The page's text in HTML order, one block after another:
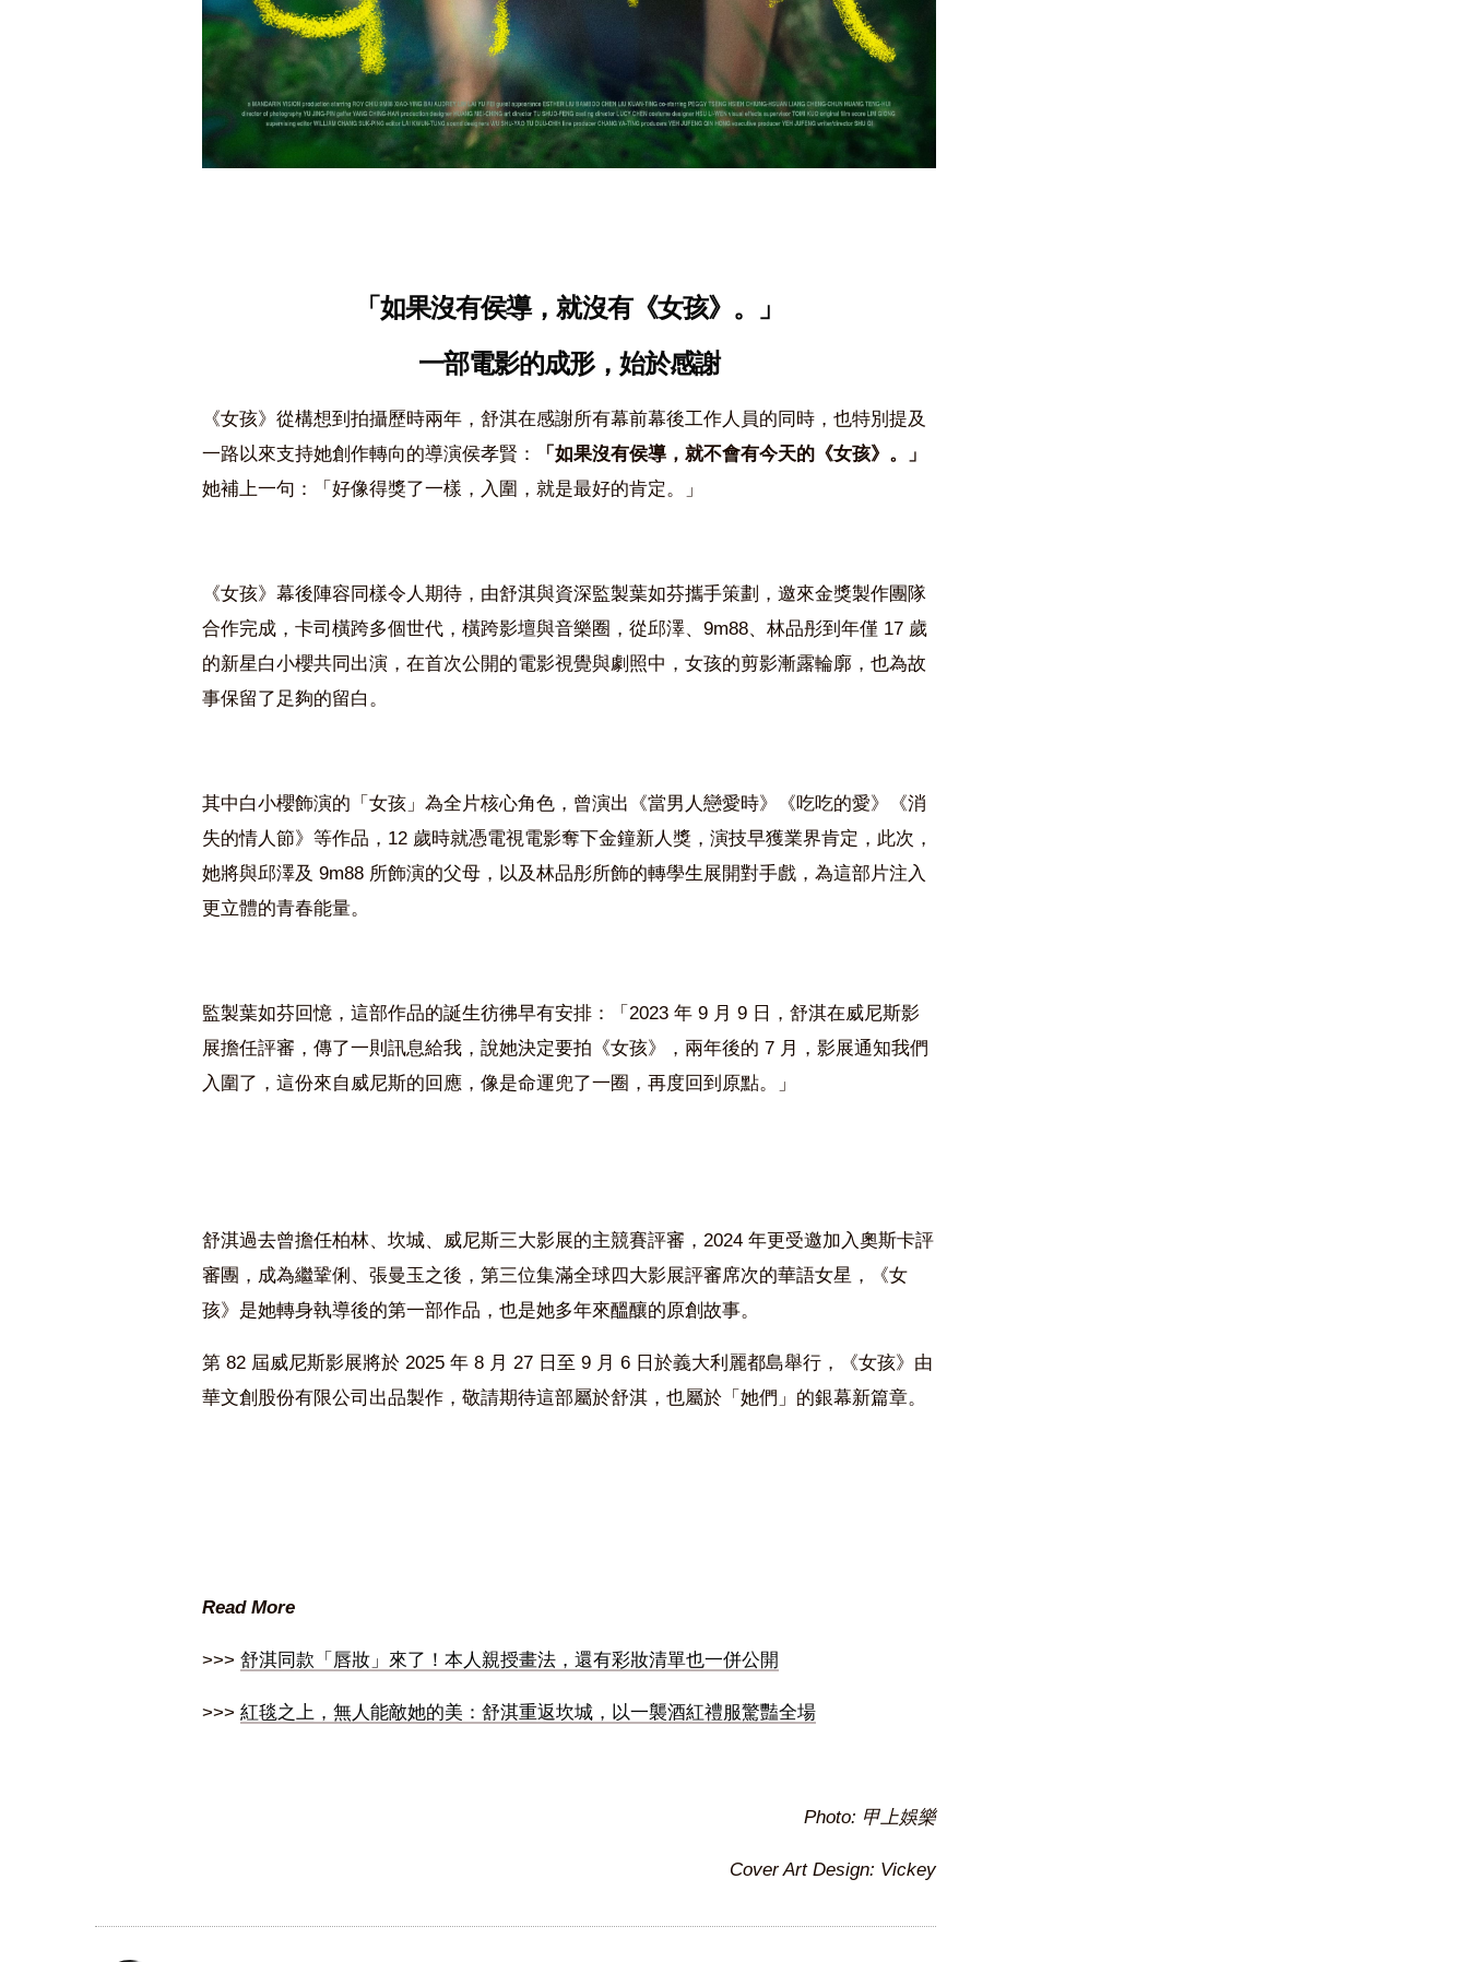
「如果沒有侯導，就沒有《女孩》。」
一部電影的成形，始於感謝
《女孩》從構想到拍攝歷時兩年，舒淇在感謝所有幕前幕後工作人員的同時，也特別提及
一路以來支持她創作轉向的導演侯孝賢：
「如果沒有侯導，就不會有今天的《女孩》。」
她補上一句：「好像得獎了一樣，入圍，就是最好的肯定。」
《女孩》幕後陣容同樣令人期待，由舒淇與資深監製葉如芬攜手策劃，邀來金獎製作團隊
合作完成，卡司橫跨多個世代，橫跨影壇與音樂圈，從邱澤、9m88、林品彤到年僅 17 歲
的新星白小櫻共同出演，在首次公開的電影視覺與劇照中，女孩的剪影漸露輪廓，也為故
事保留了足夠的留白。
其中白小櫻飾演的「女孩」為全片核心角色，曾演出《當男人戀愛時》《吃吃的愛》《消
失的情人節》等作品，12 歲時就憑電視電影奪下金鐘新人獎，演技早獲業界肯定，此次，
她將與邱澤及 9m88 所飾演的父母，以及林品彤所飾的轉學生展開對手戲，為這部片注入
更立體的青春能量。
監製葉如芬回憶，這部作品的誕生彷彿早有安排：「2023 年 9 月 9 日，舒淇在威尼斯影
展擔任評審，傳了一則訊息給我，說她決定要拍《女孩》，兩年後的 7 月，影展通知我們
入圍了，這份來自威尼斯的回應，像是命運兜了一圈，再度回到原點。」
舒淇過去曾擔任柏林、坎城、威尼斯三大影展的主競賽評審，2024 年更受邀加入奧斯卡評
審團，成為繼鞏俐、張曼玉之後，第三位集滿全球四大影展評審席次的華語女星，《女
孩》是她轉身執導後的第一部作品，也是她多年來醞釀的原創故事。
第 82 屆威尼斯影展將於 2025 年 8 月 27 日至 9 月 6 日於義大利麗都島舉行，《女孩》由
華文創股份有限公司出品製作，敬請期待這部屬於舒淇，也屬於「她們」的銀幕新篇章。
Read More
>>> 舒淇同款「唇妝」來了！本人親授畫法，還有彩妝清單也一併公開
>>> 紅毯之上，無人能敵她的美：舒淇重返坎城，以一襲酒紅禮服驚豔全場
Photo: 甲上娛樂
Cover Art Design: Vickey